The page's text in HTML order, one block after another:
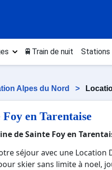
🚆Train de nuit Stations
Alpes du Nord >
en Tarentaise
de Sainte Foy en
séjour avec une Location
skier sans limite à noel,